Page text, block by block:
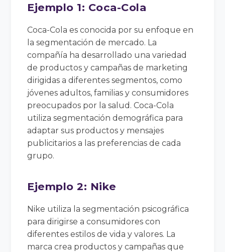
Ejemplo 1: Coca-Cola
Coca-Cola es conocida por su enfoque en
la segmentación de mercado. La
compañía ha desarrollado una variedad
de productos y campañas de marketing
dirigidas a diferentes segmentos, como
jóvenes adultos, familias y consumidores
preocupados por la salud. Coca-Cola
utiliza segmentación demográfica para
adaptar sus productos y mensajes
publicitarios a las preferencias de cada
grupo.
Ejemplo 2: Nike
Nike utiliza la segmentación psicográfica
para dirigirse a consumidores con
diferentes estilos de vida y valores. La
marca crea productos y campañas que